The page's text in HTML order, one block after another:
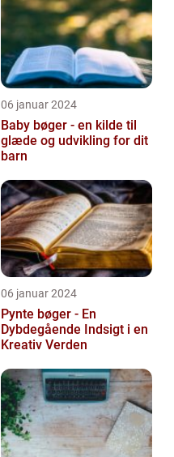
06 januar 2024
Baby bøger - en kilde til
glæde og udvikling for dit
barn
06 januar 2024
Pynte bøger - En
Dybdegående Indsigt i en
Kreativ Verden